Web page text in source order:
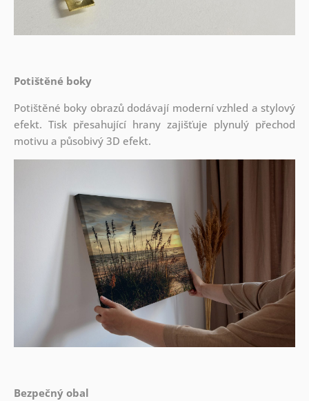
Potištěné boky
Potištěné boky obrazů dodávají moderní vzhled a stylový
efekt. Tisk přesahující hrany zajišťuje plynulý přechod
motivu a působivý 3D efekt.
Bezpečný obal